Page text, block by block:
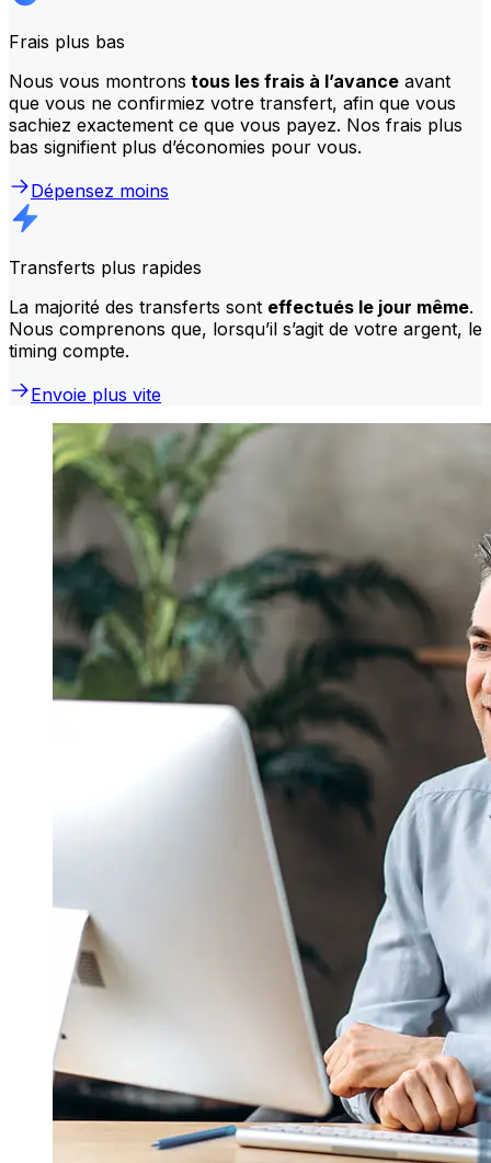
Frais plus bas
Nous vous montrons tous les frais à l’avance avant
que vous ne confirmiez votre transfert, afin que vous
sachiez exactement ce que vous payez. Nos frais plus
bas signifient plus d’économies pour vous.
Dépensez moins
Transferts plus rapides
La majorité des transferts sont effectués le jour même.
Nous comprenons que, lorsqu’il s’agit de votre argent, le
timing compte.
Envoie plus vite